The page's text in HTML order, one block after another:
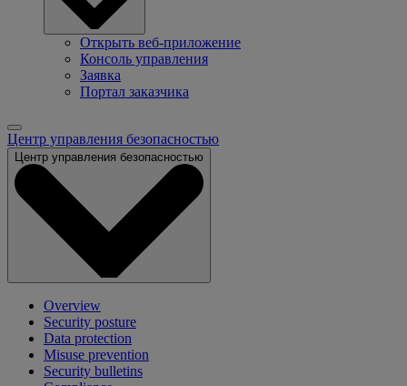
Открыть веб-приложение
Консоль управления
Заявка
Портал заказчика
Центр управления безопасностью
Центр управления безопасностью
Overview
Security posture
Data protection
Misuse prevention
Security bulletins